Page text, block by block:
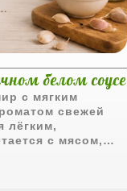
белом соусе
с мягким
свежей
лёгким,
с мясом,